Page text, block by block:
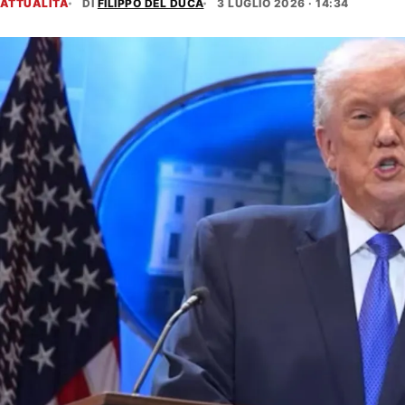
ATTUALITÀ DI FILIPPO DEL DUCA 3 LUGLIO 2026 · 14:34